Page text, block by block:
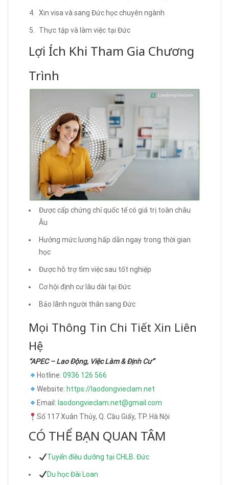
Xin visa và sang Đức học chuyên ngành
Thực tập và làm việc tại Đức
Lợi Ích Khi Tham Gia Chương
Trình
Được cấp chứng chỉ quốc tế có giá trị toàn châu
Âu
Hưởng mức lương hấp dẫn ngay trong thời gian
học
Được hỗ trợ tìm việc sau tốt nghiệp
Cơ hội định cư lâu dài tại Đức
Bảo lãnh người thân sang Đức
Mọi Thông Tin Chi Tiết Xin Liên
Hệ
“APEC – Lao Động, Việc Làm & Định Cư”
Hotline: 0936 126 566
Website: https://laodongvieclam.net
Email: laodongvieclam.net@gmail.com
Số 117 Xuân Thủy, Q. Cầu Giấy, TP. Hà Nội
CÓ THỂ BẠN QUAN TÂM
Tuyển điều dưỡng tại CHLB. Đức
Du học Đài Loan